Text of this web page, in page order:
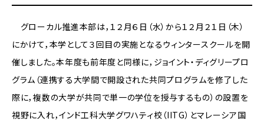
グローカル推進本部は，１２月６日（水）から１２月２１日（木）
にかけて，本学として３回目の実施となるウィンタースクールを開
催しました。本年度も前年度と同様に，ジョイント・ディグリープロ
グラム（連携する大学間で開設された共同プログラムを修了した
際に，複数の大学が共同で単一の学位を授与するもの）の設置を
視野に入れ，インド工科大学グワハティ校（IITG）とマレーシア国